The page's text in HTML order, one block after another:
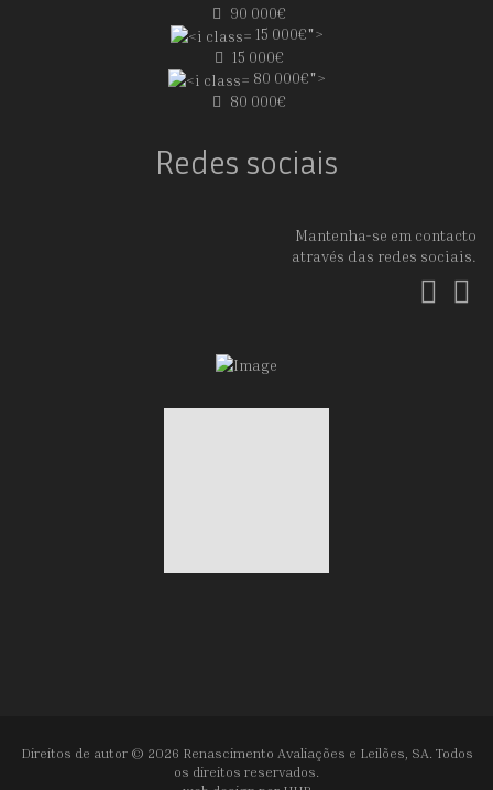
90 000€
15 000€">
15 000€
80 000€">
80 000€
Redes sociais
Mantenha-se em contacto
através das redes sociais.
Direitos de autor © 2026 Renascimento Avaliações e Leilões, SA. Todos
os direitos reservados.